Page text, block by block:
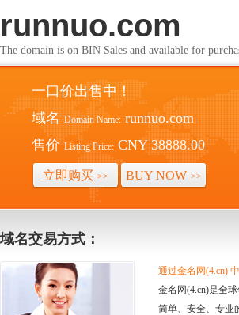
runnuo.com
The domain is on BIN Sales and available for
一口价出售中！
域名 Domain Name: runnuo.com
售价 Listing Price: CNY 38888.00
立即购买 >> BUY NOW >>
域名交易方式：
通过金名网(4.cn)
金名网(4.cn)是全
简单、安全、专业